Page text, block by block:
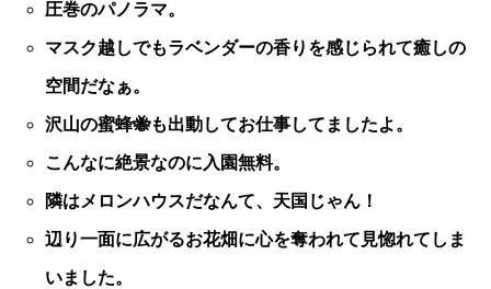
圧巻のパノラマ。
マスク越しでもラベンダーの香りを感じられて癒しの
空間だなぁ。
沢山の蜜蜂🐝も出動してお仕事してましたよ。
こんなに絶景なのに入園無料。
隣はメロンハウスだなんて、天国じゃん！
辺り一面に広がるお花畑に心を奪われて見惚れてしま
いました。